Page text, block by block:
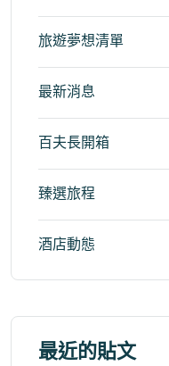
旅遊夢想清單
最新消息
百夫長開箱
臻選旅程
酒店動態
最近的貼文